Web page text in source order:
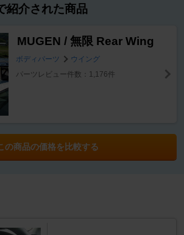
紹介された商品
MUGEN / 無限 Rear Wing
ボディパーツ
ウイング
パーツレビュー件数：1,176件
の商品の価格を比較する